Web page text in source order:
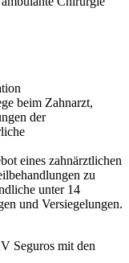
beim Zahnarzt,
der
eines zahnärztlichen
zu
unter 14
und Versiegelungen.
Seguros mit den